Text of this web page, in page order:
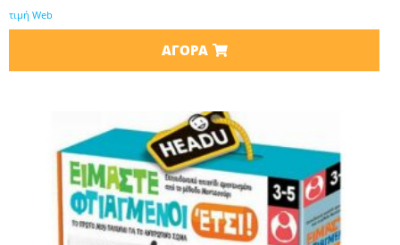
τιμή Web
ΑΓΟΡΆ